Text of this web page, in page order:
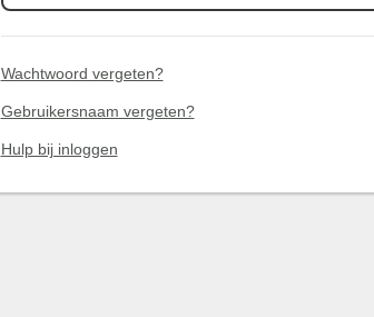
Wachtwoord vergeten?
Gebruikersnaam vergeten?
Hulp bij inloggen